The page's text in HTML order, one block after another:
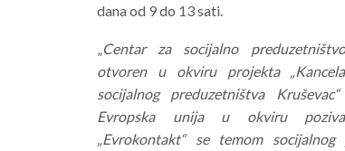
dana od 9 do 13 sati.
„Centar za socijalno
otvoren u okviru projekta
socijalnog preduzetništva
Evropska unija u okviru
„Evrokontakt“ se temom socijalnog